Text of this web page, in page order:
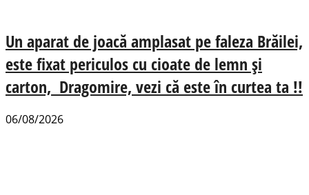
Un aparat de joacă amplasat pe faleza Brăilei,
este fixat periculos cu cioate de lemn și
carton, Dragomire, vezi că este în curtea ta !!
06/08/2026